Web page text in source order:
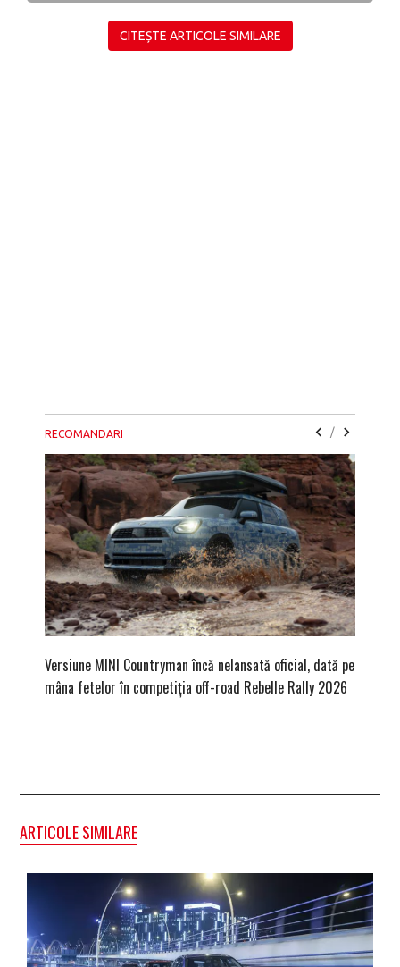
CITEȘTE ARTICOLE SIMILARE
RECOMANDARI /
Versiune MINI Countryman încă nelansată oficial, dată pe
mâna fetelor în competiția off-road Rebelle Rally 2026
ARTICOLE SIMILARE